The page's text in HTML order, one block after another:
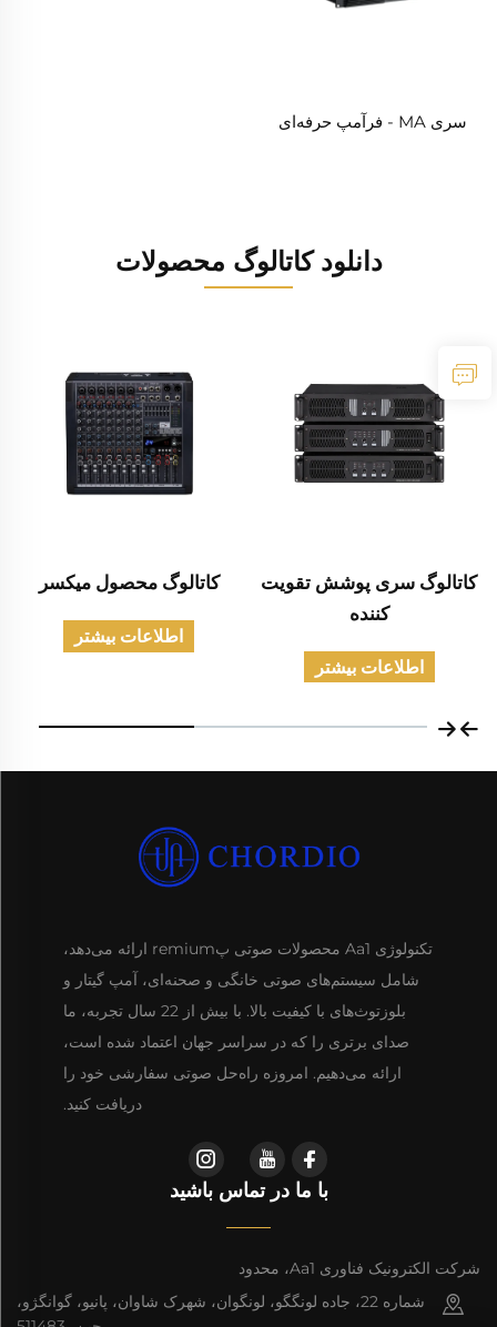
سری MA - فرآمپ حرفه‌ای
دانلود کاتالوگ محصولات
کاتالوگ سری پوشش تقویت
کننده
اطلاعات بیشتر
کاتالوگ محصول میکسر
اطلاعات بیشتر
تکنولوژی Aa1 محصولات صوتی پremium ارائه می‌دهد،
شامل سیستم‌های صوتی خانگی و صحنه‌ای، آمپ گیتار و
بلوزتوث‌های با کیفیت بالا. با بیش از 22 سال تجربه، ما
صدای برتری را که در سراسر جهان اعتماد شده است،
ارائه می‌دهیم. امروزه راه‌حل صوتی سفارشی خود را
دریافت کنید.
با ما در تماس باشید
شرکت الکترونیک فناوری Aa1، محدود
شماره 22، جاده لونگگو، لونگوان، شهرک شاوان، پانیو، گوانگژو،